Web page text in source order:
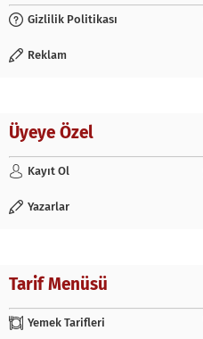
Gizlilik Politikası
Reklam
Üyeye Özel
Kayıt Ol
Yazarlar
Tarif Menüsü
Yemek Tarifleri